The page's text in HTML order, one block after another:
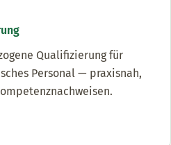
Qualifizierung für
Personal — praxisnah,